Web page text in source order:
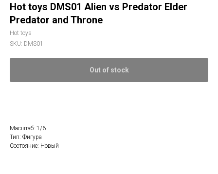
Hot toys DMS01 Alien vs Predator Elder
Predator and Throne
Hot toys
SKU: DMS01
Out of stock
Масштаб: 1/6
Тип: Фигура
Состояние: Новый